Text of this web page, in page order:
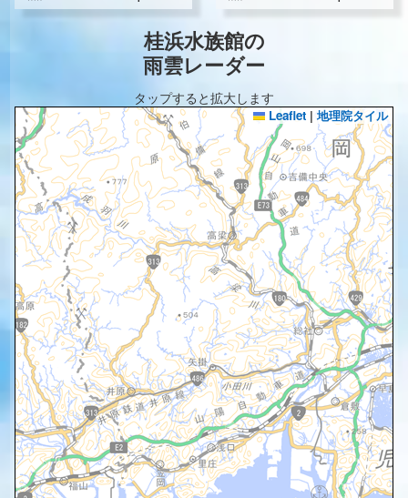
桂浜水族館の
雨雲レーダー
タップすると拡大します
Leaflet | 地理院タイル